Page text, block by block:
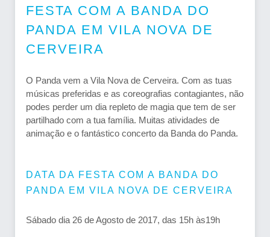
FESTA COM A BANDA DO
PANDA EM VILA NOVA DE
CERVEIRA
O Panda vem a Vila Nova de Cerveira. Com as tuas
músicas preferidas e as coreografias contagiantes, não
podes perder um dia repleto de magia que tem de ser
partilhado com a tua família. Muitas atividades de
animação e o fantástico concerto da Banda do Panda.
DATA DA FESTA COM A BANDA DO
PANDA EM VILA NOVA DE CERVEIRA
Sábado dia 26 de Agosto de 2017, das 15h às19h